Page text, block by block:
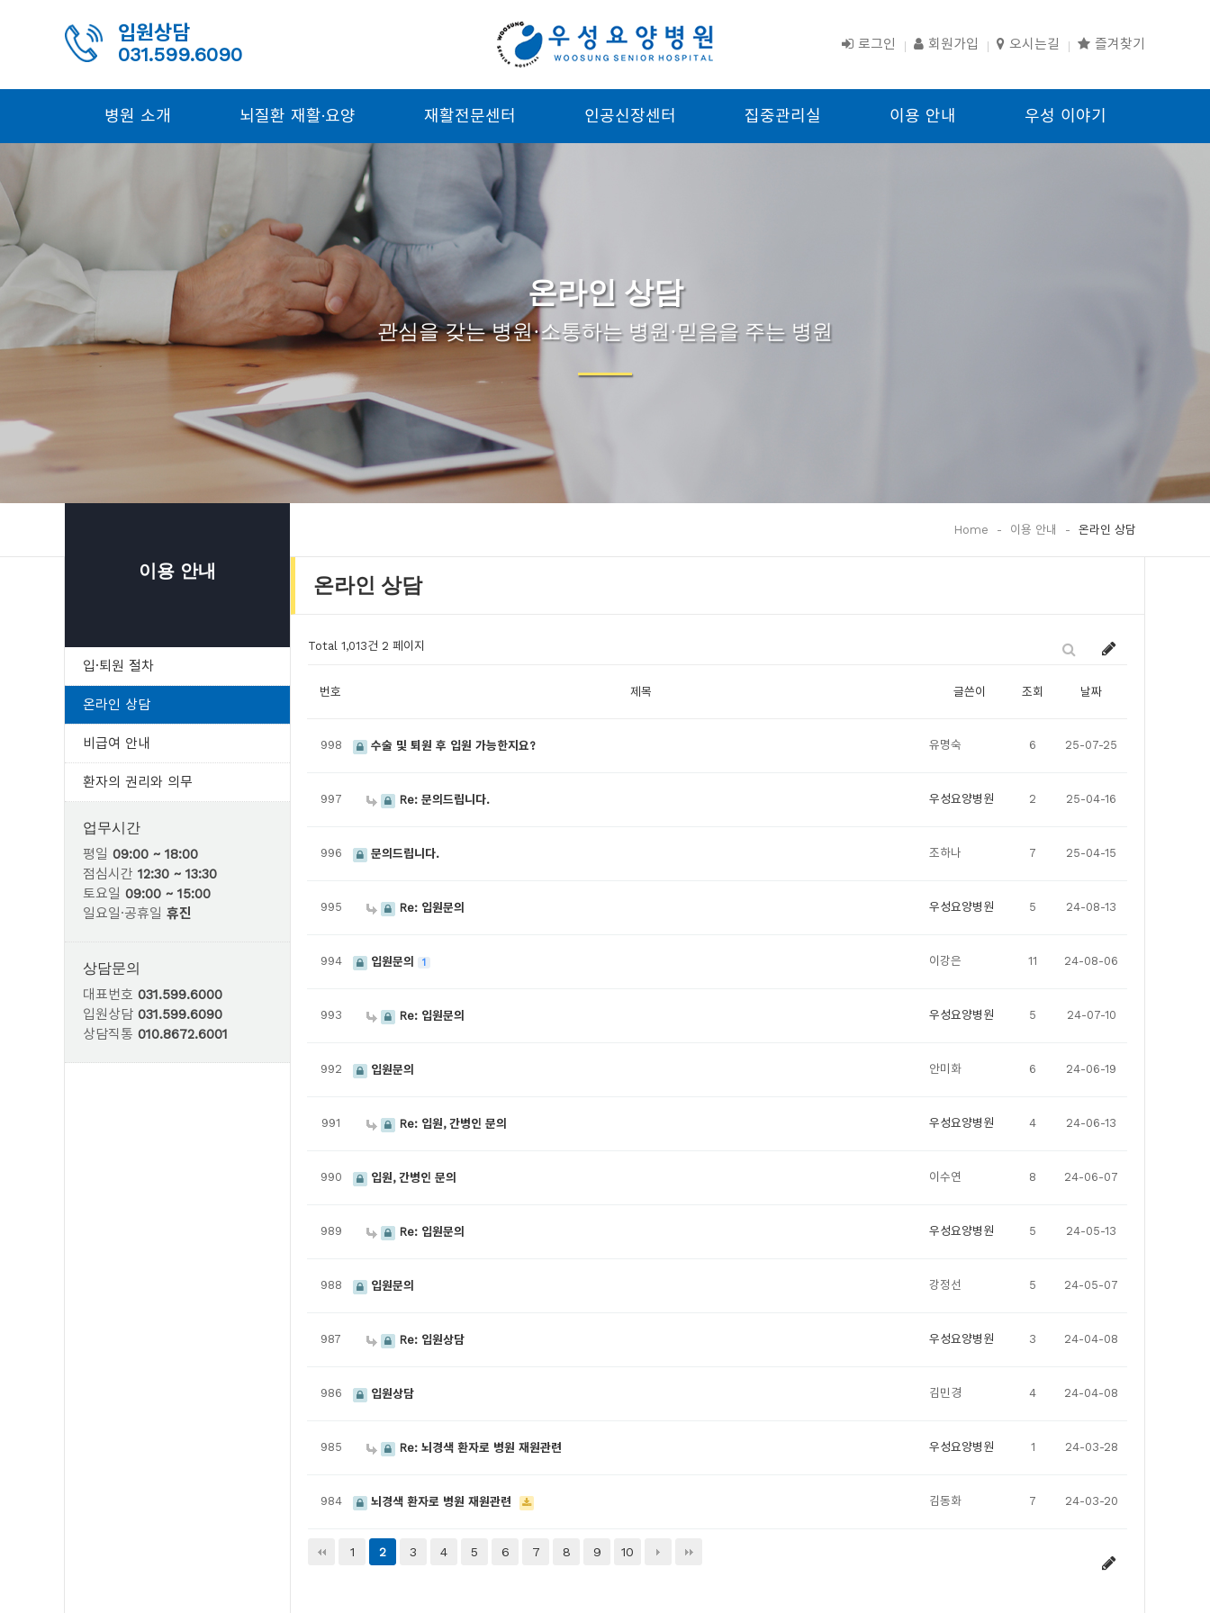
입원상담
031.599.6090
로그인 회원가입 오시는길 즐겨찾기
병원 소개 뇌질환 재활·요양 재활전문센터 인공신장센터 집중관리실 이용 안내 우성 이야기
온라인 상담
관심을 갖는 병원·소통하는 병원·믿음을 주는 병원
Home - 이용 안내 - 온라인 상담
이용 안내
입·퇴원 절차
온라인 상담
비급여 안내
환자의 권리와 의무
업무시간
평일 09:00 ~ 18:00
점심시간 12:30 ~ 13:30
토요일 09:00 ~ 15:00
일요일·공휴일 휴진
상담문의
대표번호 031.599.6000
입원상담 031.599.6090
상담직통 010.8672.6001
온라인 상담
Total 1,013건 2 페이지
번호 제목 글쓴이 조회 날짜
998 수술 및 퇴원 후 입원 가능한지요? 유명숙 6 25-07-25
997 Re: 문의드립니다. 우성요양병원 2 25-04-16
996 문의드립니다. 조하나 7 25-04-15
995 Re: 입원문의 우성요양병원 5 24-08-13
994 입원문의 1 이강은 11 24-08-06
993 Re: 입원문의 우성요양병원 5 24-07-10
992 입원문의 안미화 6 24-06-19
991 Re: 입원, 간병인 문의 우성요양병원 4 24-06-13
990 입원, 간병인 문의 이수연 8 24-06-07
989 Re: 입원문의 우성요양병원 5 24-05-13
988 입원문의 강정선 5 24-05-07
987 Re: 입원상담 우성요양병원 3 24-04-08
986 입원상담 김민경 4 24-04-08
985 Re: 뇌경색 환자로 병원 재원관련 우성요양병원 1 24-03-28
984 뇌경색 환자로 병원 재원관련 김동화 7 24-03-20
1 2 3 4 5 6 7 8 9 10